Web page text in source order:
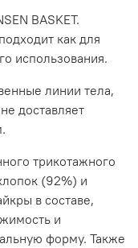
BASKET.
подходит как для
использования.
линии тела,
доставляет
трикотажного
(92%) и
в составе,
и
форму. Также